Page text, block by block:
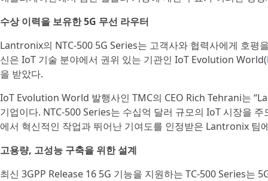
수상 이력을 보유한 5G 무선 라우터
Lantronix의 NTC-500 5G Series는 고객사와 협력사에게 호
신은 IoT 기술 분야에서 권위 있는 기관인 IoT Evolution World(
을 받았다.
IoT Evolution World 발행사인 TMC의 CEO Rich Tehrani는
기업이다. NTC-500 Series는 수십억 달러 규모의 IoT 시장을
에서 혁신적인 작업과 뛰어난 기여도를 인정받은 Lantronix 팀
고용량, 고성능 구축을 위한 설계
최신 3GPP Release 16 5G 기능을 지원하는 TC-500 Series는